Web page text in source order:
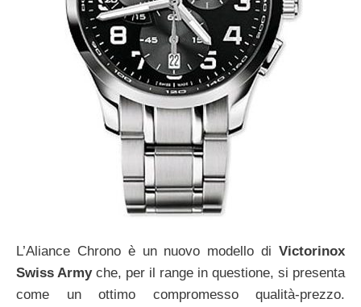
L’Aliance Chrono è un nuovo modello di Victorinox
Swiss Armyche, per il range in questione, si presenta
come un ottimo compromesso qualità-prezzo.